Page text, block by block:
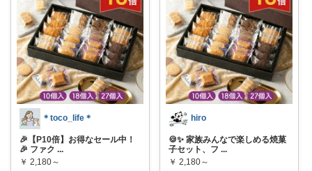
＊toco_life＊
🎉【P10倍】お得なセール中！
🎉 ファク ...
￥ 2,180～
hiro
🍪✨ 家族みんなで楽しめる焼菓
子セット、フ ...
￥ 2,180～